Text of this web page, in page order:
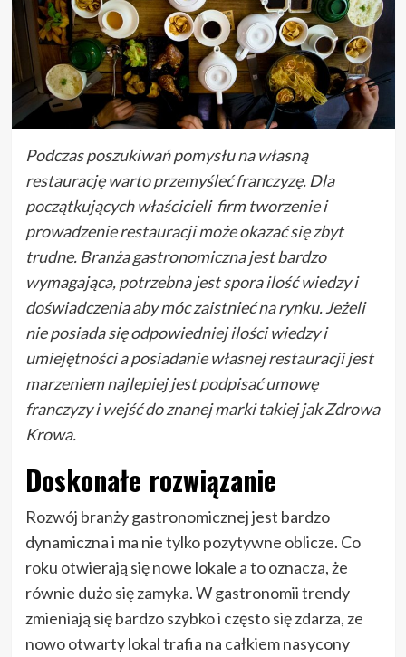
Podczas poszukiwań pomysłu na własną
restaurację warto przemyśleć franczyzę. Dla
początkujących właścicieli firm tworzenie i
prowadzenie restauracji może okazać się zbyt
trudne. Branża gastronomiczna jest bardzo
wymagająca, potrzebna jest spora ilość wiedzy i
doświadczenia aby móc zaistnieć na rynku. Jeżeli
nie posiada się odpowiedniej ilości wiedzy i
umiejętności a posiadanie własnej restauracji jest
marzeniem najlepiej jest podpisać umowę
franczyzy i wejść do znanej marki takiej jak Zdrowa
Krowa.
Doskonałe rozwiązanie
Rozwój branży gastronomicznej jest bardzo
dynamiczna i ma nie tylko pozytywne oblicze. Co
roku otwierają się nowe lokale a to oznacza, że
równie dużo się zamyka. W gastronomii trendy
zmieniają się bardzo szybko i często się zdarza, ze
nowo otwarty lokal trafia na całkiem nasycony